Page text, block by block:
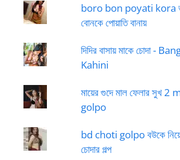
boro bon poyati kora
বোনকে পোয়াতি বানায়
দিদির বাসায় মাকে চোদা -
Kahini
মায়ের গুদে মাল ফেলার সুখ
golpo
bd choti golpo বউকে নিয়ে
চোদার গল্প